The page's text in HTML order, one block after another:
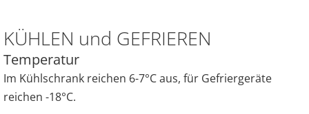
KÜHLEN und GEFRIEREN
Temperatur
Im Kühlschrank reichen 6-7°C aus, für Gefriergeräte
reichen -18°C.